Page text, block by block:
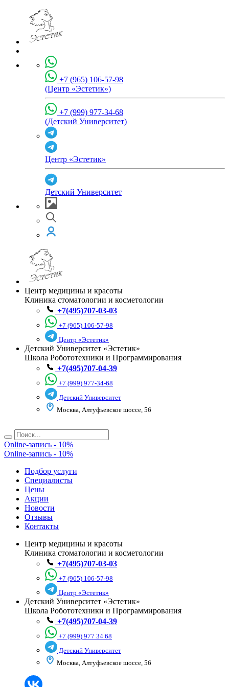
+7 (965) 106-57-98
(Центр «Эстетик»)
+7 (999) 977-34-68
(Детский Университет)
Центр «Эстетик»
Детский Университет
Центр медицины и красоты
Клиника стоматологии и косметологии
+7(495)707-03-03
+7 (965) 106-57-98
Центр «Эстетик»
Детский Университет «Эстетик»
Школа Робототехники и Программирования
+7(495)707-04-39
+7 (999) 977-34-68
Детский Университет
Москва, Алтуфьевское шоссе, 56
Online-запись - 10%
Online-запись - 10%
Подбор услуги
Специалисты
Цены
Акции
Новости
Отзывы
Контакты
Центр медицины и красоты
Клиника стоматологии и косметологии
+7(495)707-03-03
+7 (965) 106-57-98
Центр «Эстетик»
Детский Университет «Эстетик»
Школа Робототехники и Программирования
+7(495)707-04-39
+7 (999) 977 34 68
Детский Университет
Москва, Алтуфьевское шоссе, 56